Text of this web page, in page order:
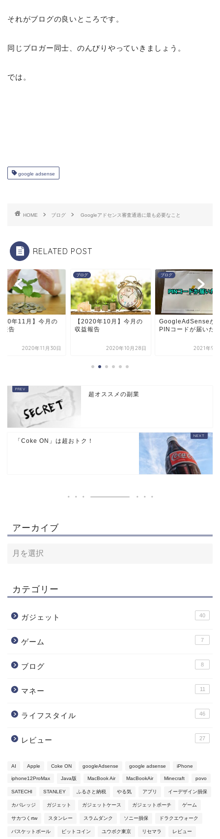
それがブログの良いところです。
同じブロガー同士、のんびりやっていきましょう。
では。
google adsense
HOME ブログ Googleアドセンス審査通過に最も必要なこと
RELATED POST
年11月】今月の
報告
2020年11月30日
ブログ
【2020年10月】今月の
収益報告
2020年10月28日
ブログ
GoogleAdSenseか
PINコードが届いた
2021年9
超オススメの副業
「Coke ON」は超おトク！
アーカイブ
カテゴリー
ガジェット 40
ゲーム 7
ブログ 8
マネー 11
ライフスタイル 46
レビュー 27
AI Apple Coke ON googleAdsense google adsense iPhone
iphone12ProMax Java版 MacBook Air MacBookAir Minecraft povo
SATECHI STANLEY ふるさと納税 やる気 アプリ イーデザイン損保
カバレッジ ガジェット ガジェットケース ガジェットポーチ ゲーム
サカつくrtw スタンレー スラムダンク ソニー損保 ドラクエウォーク
バスケットボール ビットコイン ユウボク東京 リセマラ レビュー